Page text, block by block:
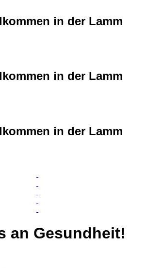
in der Lamm
in der Lamm
in der Lamm
an Gesundheit!